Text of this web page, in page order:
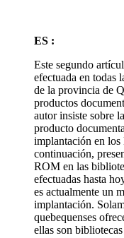
ES :
Este segundo
efectuada en todas
de la provincia de
productos
autor insiste sobre
producto
implantación en los
continuación,
ROM en las
efectuadas hasta
es actualmente un
implantación.
quebequenses
ellas son